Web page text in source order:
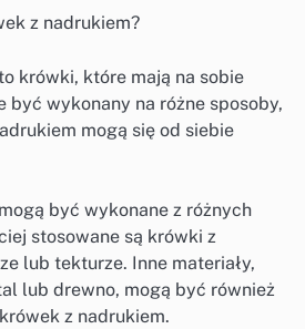
z nadrukiem?
krówki, które mają na sobie
być wykonany na różne sposoby,
mogą się od siebie
być wykonane z różnych
stosowane są krówki z
lub tekturze. Inne materiały,
lub drewno, mogą być również
z nadrukiem.